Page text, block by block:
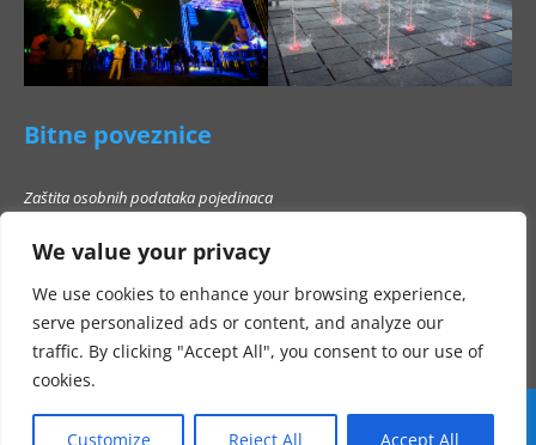
We value your privacy
We use cookies to enhance your browsing experience,
serve personalized ads or content, and analyze our
traffic. By clicking "Accept All", you consent to our use of
cookies.
Customize Reject All Accept All
Bitne poveznice
Zaštita osobnih podataka pojedinaca
Popis poslovnih subjekata s kojima Grad Beli Manastir ne smije stupati u